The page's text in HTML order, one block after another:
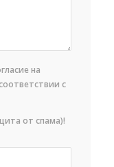
на
с
от спама)!